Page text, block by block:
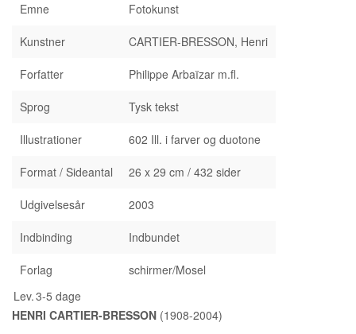
Emne Fotokunst
Kunstner CARTIER-BRESSON, Henri
Forfatter Philippe Arbaïzar m.fl.
Sprog Tysk tekst
Illustrationer 602 Ill. i farver og duotone
Format / Sideantal 26 x 29 cm / 432 sider
Udgivelsesår 2003
Indbinding Indbundet
Forlag
schirmer/Mosel
Lev.3-5 dage
HENRI CARTIER-BRESSON (1908-2004)